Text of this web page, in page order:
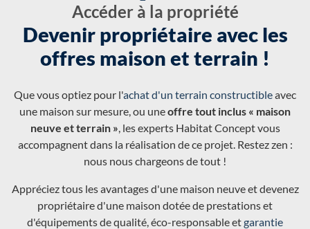
Accéder à la propriété
Devenir propriétaire avec les
offres maison et terrain !
Que vous optiez pour l'achat d'un terrain constructibleavec
une maison sur mesure, ou uneoffre tout inclus « maison
neuve et terrain », les experts Habitat Concept vous
accompagnent dans la réalisation de ce projet. Restez zen :
nous nous chargeons de tout !
Appréciez tous les avantages d'une maison neuve et devenez
propriétaire d'une maison dotée de prestations et
d'équipements de qualité, éco-responsable etgarantie